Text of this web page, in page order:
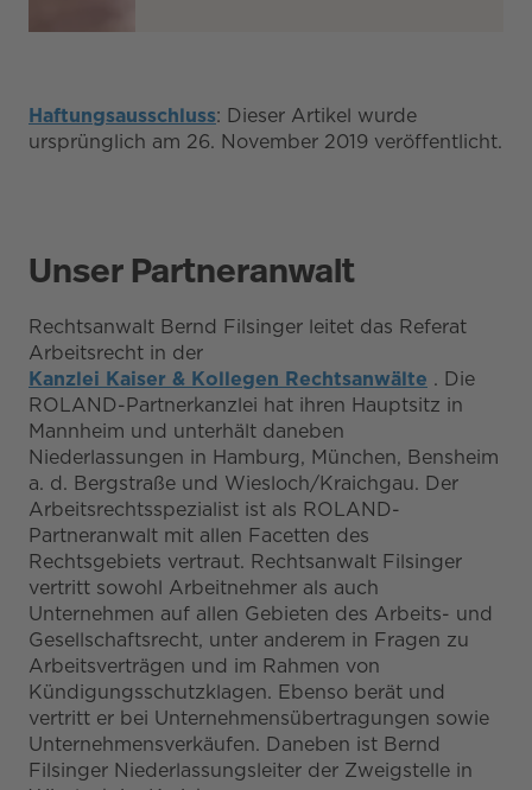
Haftungsausschluss: Dieser Artikel wurde
ursprünglich am 26. November 2019 veröffentlicht.
Unser Partneranwalt
Rechtsanwalt Bernd Filsinger leitet das Referat
Arbeitsrecht in der
Kanzlei Kaiser & Kollegen Rechtsanwälte . Die
ROLAND-Partnerkanzlei hat ihren Hauptsitz in
Mannheim und unterhält daneben
Niederlassungen in Hamburg, München, Bensheim
a. d. Bergstraße und Wiesloch/Kraichgau. Der
Arbeitsrechtsspezialist ist als ROLAND-
Partneranwalt mit allen Facetten des
Rechtsgebiets vertraut. Rechtsanwalt Filsinger
vertritt sowohl Arbeitnehmer als auch
Unternehmen auf allen Gebieten des Arbeits- und
Gesellschaftsrecht, unter anderem in Fragen zu
Arbeitsverträgen und im Rahmen von
Kündigungsschutzklagen. Ebenso berät und
vertritt er bei Unternehmensübertragungen sowie
Unternehmensverkäufen. Daneben ist Bernd
Filsinger Niederlassungsleiter der Zweigstelle in